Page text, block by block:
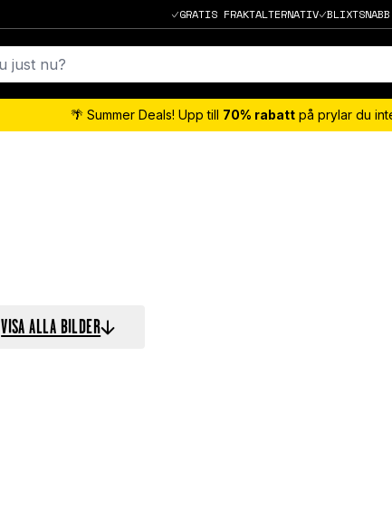
GRATIS FRAKTALTERNATIV
🌴 Summer Deals! Upp till 70% rabatt på prylar du
VISA ALLA BILDER